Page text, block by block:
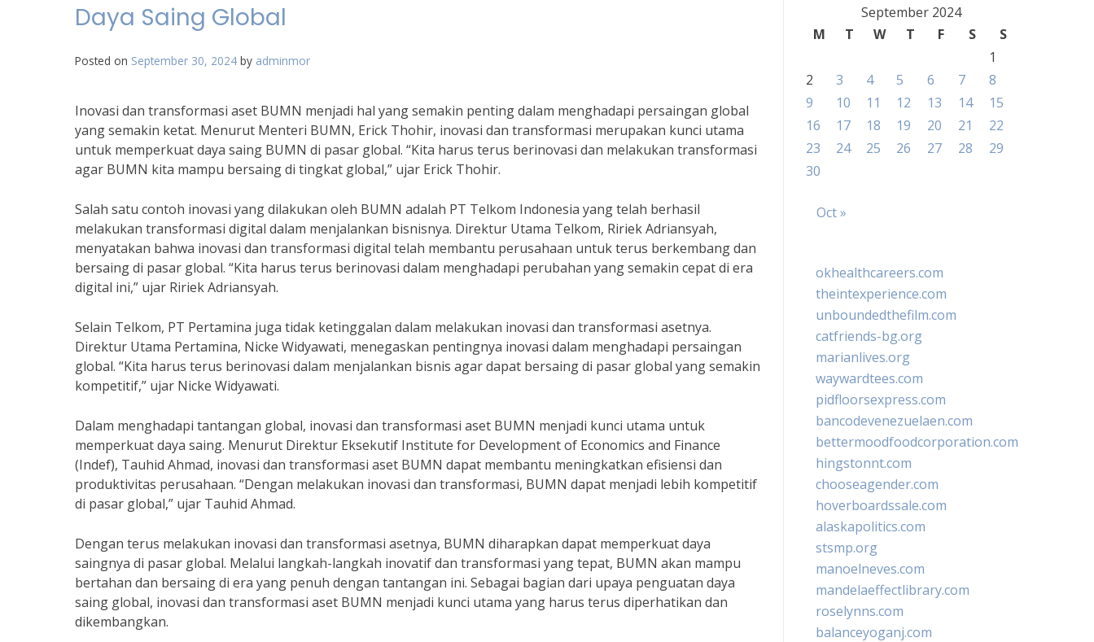
Daya Saing Global
Posted on September 30, 2024 by adminmor
Inovasi dan transformasi aset BUMN menjadi hal yang semakin penting dalam menghadapi persaingan global
yang semakin ketat. Menurut Menteri BUMN, Erick Thohir, inovasi dan transformasi merupakan kunci utama
untuk memperkuat daya saing BUMN di pasar global. “Kita harus terus berinovasi dan melakukan transformasi
agar BUMN kita mampu bersaing di tingkat global,” ujar Erick Thohir.
Salah satu contoh inovasi yang dilakukan oleh BUMN adalah PT Telkom Indonesia yang telah berhasil
melakukan transformasi digital dalam menjalankan bisnisnya. Direktur Utama Telkom, Ririek Adriansyah,
menyatakan bahwa inovasi dan transformasi digital telah membantu perusahaan untuk terus berkembang dan
bersaing di pasar global. “Kita harus terus berinovasi dalam menghadapi perubahan yang semakin cepat di era
digital ini,” ujar Ririek Adriansyah.
Selain Telkom, PT Pertamina juga tidak ketinggalan dalam melakukan inovasi dan transformasi asetnya.
Direktur Utama Pertamina, Nicke Widyawati, menegaskan pentingnya inovasi dalam menghadapi persaingan
global. “Kita harus terus berinovasi dalam menjalankan bisnis agar dapat bersaing di pasar global yang semakin
kompetitif,” ujar Nicke Widyawati.
Dalam menghadapi tantangan global, inovasi dan transformasi aset BUMN menjadi kunci utama untuk
memperkuat daya saing. Menurut Direktur Eksekutif Institute for Development of Economics and Finance
(Indef), Tauhid Ahmad, inovasi dan transformasi aset BUMN dapat membantu meningkatkan efisiensi dan
produktivitas perusahaan. “Dengan melakukan inovasi dan transformasi, BUMN dapat menjadi lebih kompetitif
di pasar global,” ujar Tauhid Ahmad.
Dengan terus melakukan inovasi dan transformasi asetnya, BUMN diharapkan dapat memperkuat daya
saingnya di pasar global. Melalui langkah-langkah inovatif dan transformasi yang tepat, BUMN akan mampu
bertahan dan bersaing di era yang penuh dengan tantangan ini. Sebagai bagian dari upaya penguatan daya
saing global, inovasi dan transformasi aset BUMN menjadi kunci utama yang harus terus diperhatikan dan
dikembangkan.
September 2024
M
T W T F S
S
1
2
3 4 5 6 7
8
9
10 11 12 13 14
15
16
17 18 19 20 21
22
23
24 25 26 27 28
29
30
Oct »
okhealthcareers.com
theintexperience.com
unboundedthefilm.com
catfriends-bg.org
marianlives.org
waywardtees.com
pidfloorsexpress.com
bancodevenezuelaen.com
bettermoodfoodcorporation.com
hingstonnt.com
chooseagender.com
hoverboardssale.com
alaskapolitics.com
stsmp.org
manoelneves.com
mandelaeffectlibrary.com
roselynns.com
balanceyoganj.com